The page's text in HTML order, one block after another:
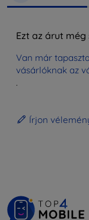
Ezt az árut
Van már
vásárlóknak az
.
Írjon